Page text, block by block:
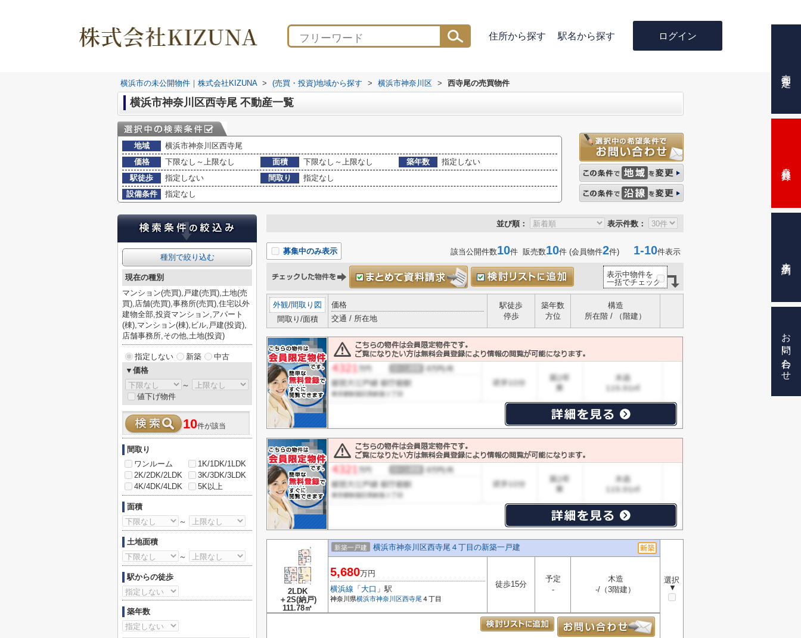
住所から探す 駅名から探す ログイン
横浜市の未公開物件｜株式会社KIZUNA > (売買・投資)地域から探す > 横浜市神奈川区 > 西寺尾の売買物件
横浜市神奈川区西寺尾 不動産一覧
地域
横浜市神奈川区西寺尾
価格
下限なし～上限なし 面積 下限なし～上限なし 築年数
指定しない
駅徒歩
指定しない 間取り
指定なし
設備条件
指定なし
並び順： 表示件数：
募集中のみ表示 該当公開件数10件 販売数10件 (会員物件2件) 1-10件表示
表示中物件を
一括でチェック
外観/間取り図
間取り/面積
価格
交通 / 所在地
駅徒歩
停歩
築年数
方位
構造
所在階 / （階建）
2LDK
＋2S(納戸)
111.78㎡
新築一戸建 横浜市神奈川区西寺尾４丁目の新築一戸建
選択
▼
5,680万円
横浜線 「 大口 」駅
神奈川県横浜市神奈川区西寺尾 ４丁目
徒歩15分
予定
-
木造
-/（3階建）
種別で絞り込む
現在の種別
マンション(売買),戸建(売買),土地(売
買),店舗(売買),事務所(売買),住宅以外
建物全部,投資マンション,アパート
(棟),マンション(棟),ビル,戸建(投資),
店舗事務所,その他,土地(投資)
指定しない 新築
中古
▼価格
～
値下げ物件
10件が該当
間取り
ワンルーム
1K/1DK/1LDK
2K/2DK/2LDK
3K/3DK/3LDK
4K/4DK/4LDK
5K以上
面積
～
土地面積
～
駅からの徒歩
築年数
お問い合わせ